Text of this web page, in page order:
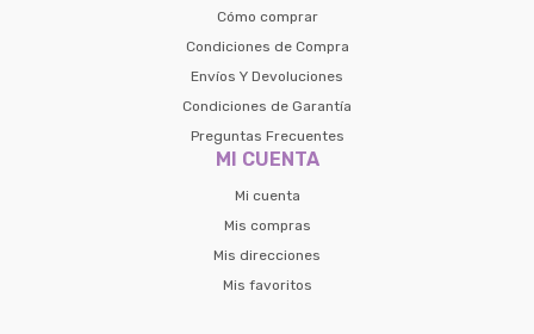
Cómo comprar
Condiciones de Compra
Envíos Y Devoluciones
Condiciones de Garantía
Preguntas Frecuentes
MI CUENTA
Mi cuenta
Mis compras
Mis direcciones
Mis favoritos